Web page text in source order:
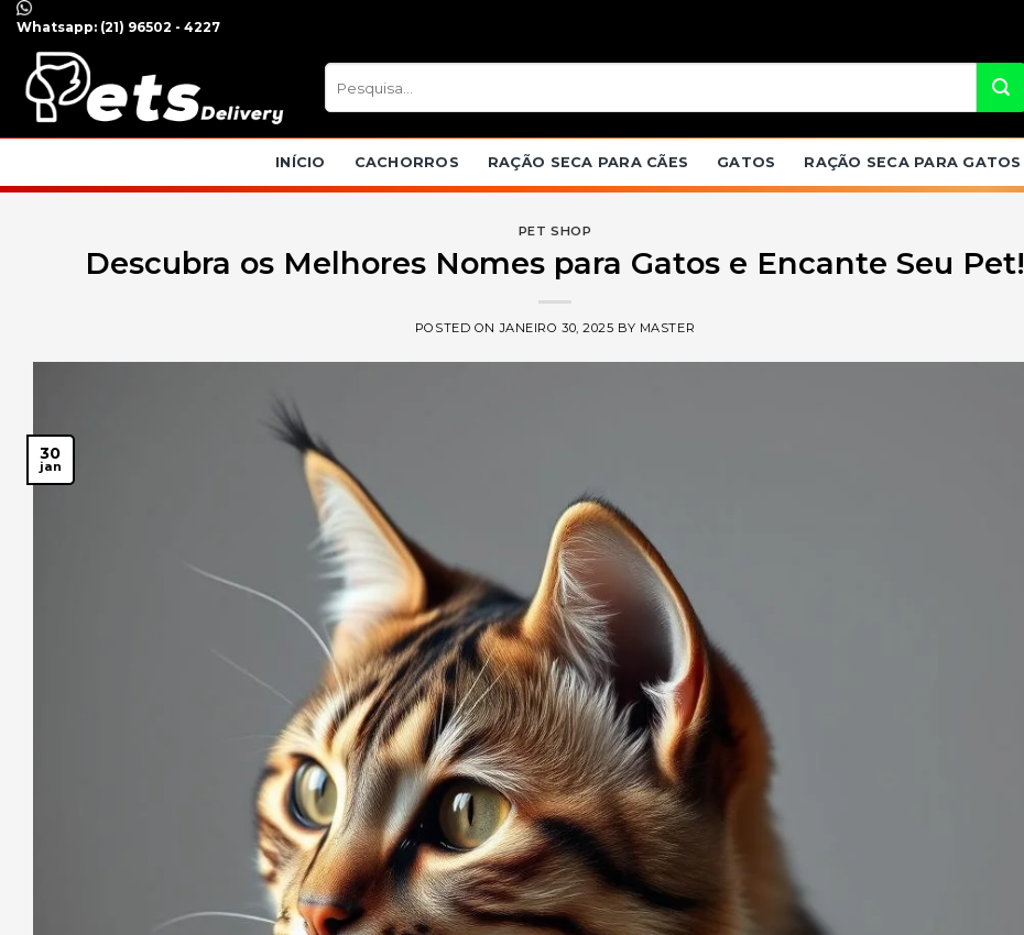
Skip
content
Whatsapp: (21) 96502 - 4227
Pesquisar
por:
INÍCIO CACHORROS RAÇÃO SECA PARA CÃES GATOS RAÇÃO SECA PARA GATOS
PET SHOP
Descubra os Melhores Nomes para Gatos e Encante Seu Pet!
POSTED ONJANEIRO 30, 2025 BY MASTER
30
jan